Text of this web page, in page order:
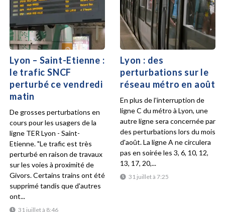
Lyon – Saint-Etienne :
le trafic SNCF
perturbé ce vendredi
matin
31 juillet à 8:46
De grosses perturbations en
cours pour les usagers de la
ligne TER Lyon - Saint-
Etienne. "Le trafic est très
perturbé en raison de travaux
sur les voies à proximité de
Givors. Certains trains ont été
supprimé tandis que d'autres
ont...
Lyon : des
perturbations sur le
réseau métro en août
31 juillet à 7:25
En plus de l'interruption de
ligne C du métro à Lyon, une
autre ligne sera concernée par
des perturbations lors du mois
d'août. La ligne A ne circulera
pas en soirée les 3, 6, 10, 12,
13, 17, 20,...